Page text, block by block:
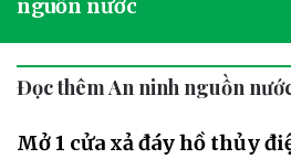
nguồn nước
Đọc thêm An ninh nguồn
Mở 1 cửa xả đáy hồ thủy